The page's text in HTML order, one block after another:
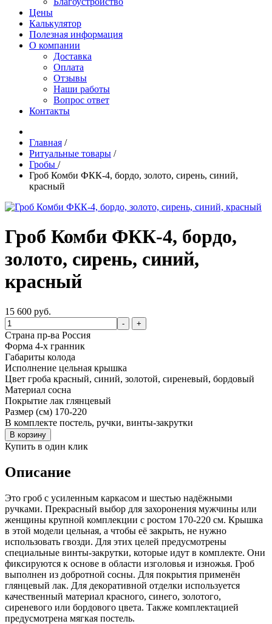
Цены
Калькулятор
Полезная информация
О компании
Доставка
Оплата
Отзывы
Наши работы
Вопрос ответ
Контакты
Главная /
Ритуальные товары /
Гробы /
Гроб Комби ФКК-4, бордо, золото, сирень, синий,
красный
Гроб Комби ФКК-4, бордо,
золото, сирень, синий,
красный
15 600 руб.
- +
Страна пр-ва Россия
Форма 4-х гранник
Габариты колода
Исполнение цельная крышка
Цвет гроба красный, синий, золотой, сиреневый, бордовый
Материал сосна
Покрытие лак глянцевый
Размер (см) 170-220
В комплекте постель, ручки, винты-закрутки
В корзину
Купить в один клик
Описание
Это гроб с усиленным каркасом и шестью надёжными
ручками. Прекрасный выбор для захоронения мужчины или
женщины крупной комплекции с ростом 170-220 см. Крышка
в этой модели цельная, а чтобы её закрыть, не нужно
использовать гвозди. Для этих целей предусмотрены
специальные винты-закрутки, которые идут в комплекте. Они
фиксируются к основе в области изголовья и изножья. Гроб
выполнен из добротной сосны. Для покрытия применён
глянцевый лак. Для декоративной отделки используется
качественный материал красного, синего, золотого,
сиреневого или бордового цвета. Также комплектацией
предусмотрена мягкая постель.